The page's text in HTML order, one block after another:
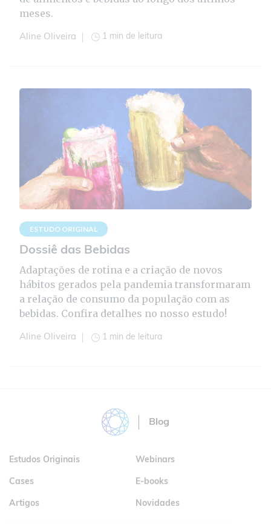
meses.
Aline Oliveira 1 min de leitura
ESTUDO ORIGINAL
Dossiê das Bebidas
Adaptações de rotina e a criação de novos
hábitos gerados pela pandemia transformaram
a relação de consumo da população com as
bebidas. Confira detalhes no nosso estudo!
Aline Oliveira 1 min de leitura
Blog
Estudos Originais Webinars
Cases E-books
Artigos Novidades